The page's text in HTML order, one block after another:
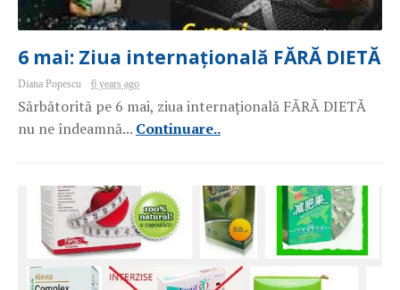
6 mai: Ziua internațională FĂRĂ DIETĂ
Diana Popescu 6 years ago
Sărbătorită pe 6 mai, ziua internațională FĂRĂ DIETĂ
nu ne îndeamnă... Continuare..